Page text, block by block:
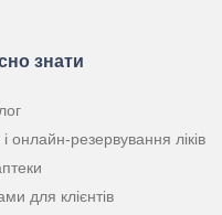
знати
онлайн-резервування ліків
для клієнтів